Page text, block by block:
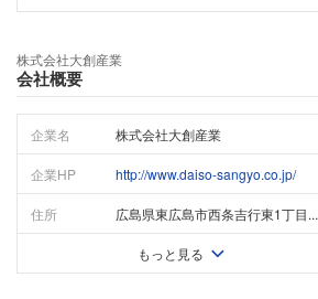
株式会社大創産業
会社概要
企業名 株式会社大創産業
企業HP http://www.daiso-sangyo.co.jp/
住所 広島県東広島市西条吉行東1丁目...
もっと見る